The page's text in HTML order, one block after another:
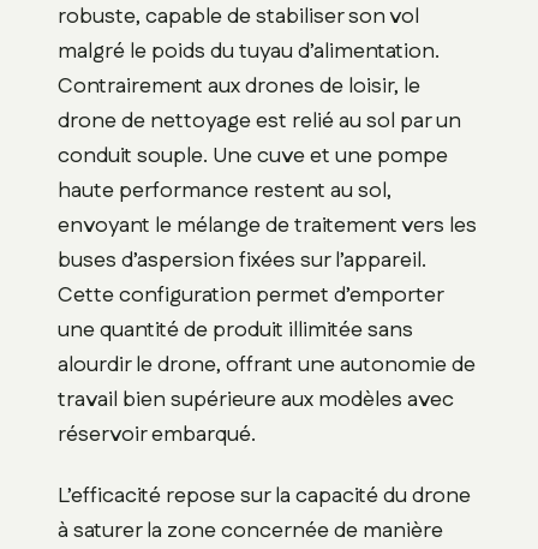
robuste, capable de stabiliser son vol
malgré le poids du tuyau d’alimentation.
Contrairement aux drones de loisir, le
drone de nettoyage est relié au sol par un
conduit souple. Une cuve et une pompe
haute performance restent au sol,
envoyant le mélange de traitement vers les
buses d’aspersion fixées sur l’appareil.
Cette configuration permet d’emporter
une quantité de produit illimitée sans
alourdir le drone, offrant une autonomie de
travail bien supérieure aux modèles avec
réservoir embarqué.
L’efficacité repose sur la capacité du drone
à saturer la zone concernée de manière